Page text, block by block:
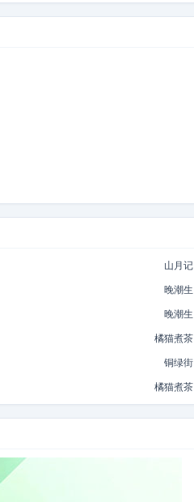
山月记
晚潮生
晚潮生
橘猫煮茶
铜绿街
橘猫煮茶